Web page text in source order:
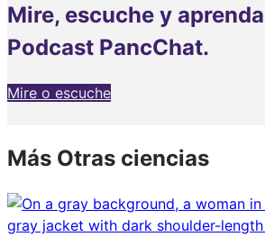
Mire, escuche y
Podcast PancChat.
Mire o escuche
Más Otras ciencias